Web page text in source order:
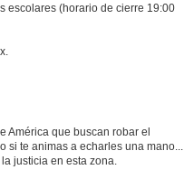
escolares (horario de cierre 19:00
América que buscan robar el
si te animas a echarles una mano...
justicia en esta zona.